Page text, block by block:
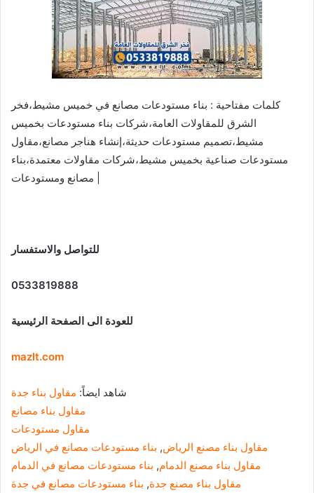
كلمات مفتاحية : بناء مستودعات مصانع في خميس مشيط،فخر
الشرق للمقاولات العامة،شركات بناء مستودعات بخميس
مشيط،تصميم مستودعات حديثة،إنشاء هناجر مصانع،مقاول
مستودعات صناعية بخميس مشيط،شركات مقاولات معتمدة،بناء
للتواصل والاستفسار
0533819888
للعودة الى الصفحة الرئيسية
mazlt.com
شاهد ايضاً: مقاول بناء جدة
مقاول بناء مصانع
مقاول مستودعات
مقاول بناء مصنع الرياض, بناء مستودعات مصانع في الرياض
مقاول بناء مصنع الدمام, بناء مستودعات مصانع في الدمام
مقاول بناء مصنع جدة, بناء مستودعات مصانع في جدة